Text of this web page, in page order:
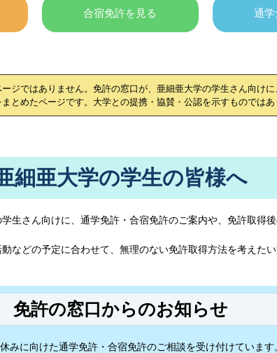
合宿免許を見る 通
ジではありません。免許の窓口が、 亜細亜大学の学生さん向けに
とめたページです。大学との提携・協賛・公認を示すものでは
細亜大学の学生の皆様へ
学生さん向けに、通学免許・合宿免許のご案内や、免許取得
などの予定に合わせて、無理のない免許取得方法を考えた
免許の窓口からのお知らせ
みに向けた通学免許・合宿免許のご相談を受け付けています